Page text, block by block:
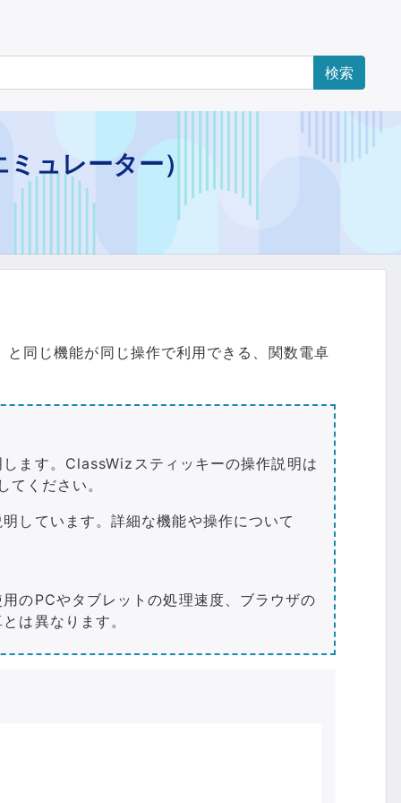
ュレーター）
同じ機能が同じ操作で利用できる、関数電卓
ます。ClassWizスティッキーの操作説明は
てください。
しています。詳細な機能や操作について
のPCやタブレットの処理速度、ブラウザの
は異なります。